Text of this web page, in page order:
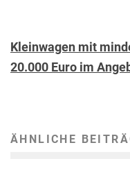
Kleinwagen mit
20.000 Euro im
ÄHNLICHE